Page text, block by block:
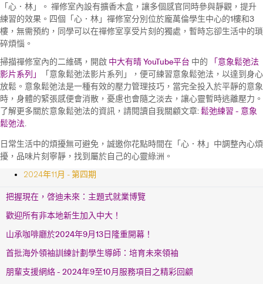
「心．林」。 禪修室內設有擴香木盒，讓多個感官同時參與靜觀，提升
練習的效果。四個「心．林」禪修室分別位於龐萬倫學生中心的1樓和3
樓，無需預約，同學可以在禪修室享受片刻的獨處，暫時忘卻生活中的瑣
碎煩惱。
掃描禪修室內的二維碼，開啟 中大有晴 YouTube平台 中的
「意象鬆弛法
影片系列」
「意象鬆弛法影片系列」，便可練習意象鬆弛法，以達到身心
放鬆。意象鬆弛法是一種有效的壓力管理技巧，當完全投入於平靜的意象
時，身體的緊張感便會消散，憂慮也會隨之淡去，讓心靈暫時逃離壓力。
了解更多關於意象鬆弛法的資訊，請閱讀自我關顧文章:鬆弛練習 - 意象
鬆弛法.
日常生活中的煩擾無可避免，誠邀你花點時間在「心．林」中調整內心煩
擾，品味片刻寧靜，找到屬於自己的心靈綠洲。
2024年11月 - 第四期
把握現在，啓迪未來：主題式就業博覽
歡迎所有非本地新生加入中大！
山承咖啡廳於2024年9月13日隆重開幕！
首批海外領袖訓練計劃學生導師：培育未來領袖
朋輩支援網絡 - 2024年9至10月服務項目之精彩回顧